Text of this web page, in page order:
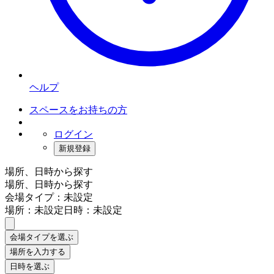
ヘルプ
スペースをお持ちの方
ログイン
新規登録
場所、日時から探す
場所、日時から探す
会場タイプ：未設定
場所：未設定日時：未設定
会場タイプを選ぶ
場所を入力する
日時を選ぶ